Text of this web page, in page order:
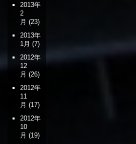
2013年
2
月 (23)
2013年
1月 (7)
2012年
12
月 (26)
2012年
11
月 (17)
2012年
10
月 (19)